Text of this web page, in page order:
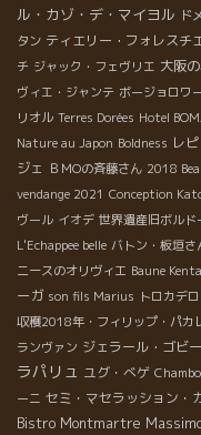
ル・カゾ・デ・マイヨル ド
タン ティエリー・フォレスチ
チ ジャック・フェヴリエ 大阪
ヴィエ・ジャンテ ボージョロワ
リオル Terres Dorées Hotel
Nature au Japon Boldness レ
ジェ ＢＭОの斉藤さん 2018
vendange 2021 Conception
ヴール イオデ 世界遺産旧ボルド
L'Echappee belle バトン・板垣さ
ニースのオリヴィエ Baune
ーガ son fils Marius トロカデロ
収穫2018年・フィリップ・パカ
ランヴァン ジェラール・ゴビー
ラパリュ ユグ・べゲ
ーニ セミ・マセラッション・
Bistro Montmartre